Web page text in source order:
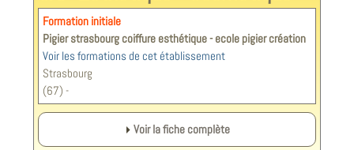
Formation initiale
Pigier strasbourg coiffure esthétique - ecole pigier création
Voir les formations de cet établissement
Strasbourg
(67) -
Voir la fiche complète